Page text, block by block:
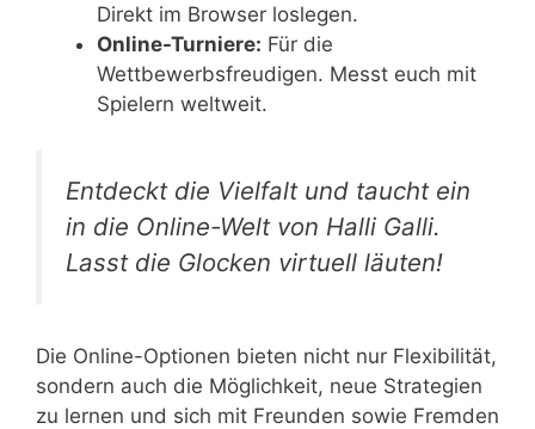
Direkt im Browser loslegen.
Online-Turniere: Für die
Wettbewerbsfreudigen. Messt euch mit
Spielern weltweit.
Entdeckt die Vielfalt und taucht ein
in die Online-Welt von Halli Galli.
Lasst die Glocken virtuell läuten!
Die Online-Optionen bieten nicht nur Flexibilität,
sondern auch die Möglichkeit, neue Strategien
zu lernen und sich mit Freunden sowie Fremden